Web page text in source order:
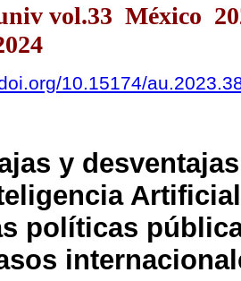
vol.33 México
10.15174/
y
políticas